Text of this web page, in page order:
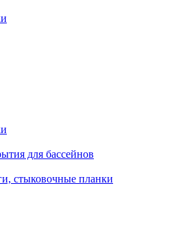
для бассейнов
стыковочные планки